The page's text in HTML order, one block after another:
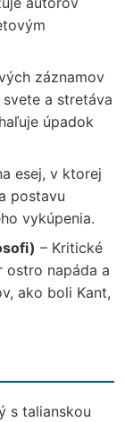
záznamov
a stretáva
úpadok
esej, v ktorej
postavu
vykúpenia.
– Kritické
napáda a
ako boli Kant,
s talianskou